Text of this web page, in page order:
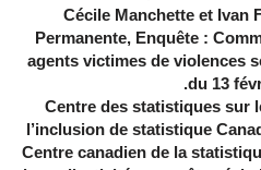
5)- Cécile Manchette et
Permanente, Enquête :
agents victimes de violences
du 13
6)-Centre des statistiques
l’inclusion de statistique
Centre canadien de la